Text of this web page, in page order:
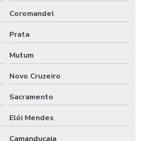
Coromandel
Prata
Mutum
Novo Cruzeiro
Sacramento
Elói Mendes
Camanducaia